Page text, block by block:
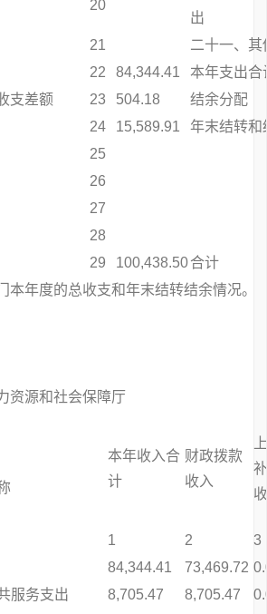
20
出
21
二十一、其
22 84,344.41
本年支出合
支差额
23 504.18
结余分配
24 15,589.91
年末结转和
25
26
27
28
29 100,438.50合计
本年度的总收支和年末结转结余情况。
资源和社会保障厅
本年收入合
计
财政拨款
收入
1 2
3
84,344.41 73,469.72
服务支出 8,705.47 8,705.47